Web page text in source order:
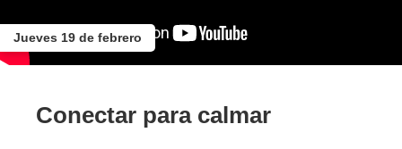
Jueves 19 de febrero
Conectar para calmar